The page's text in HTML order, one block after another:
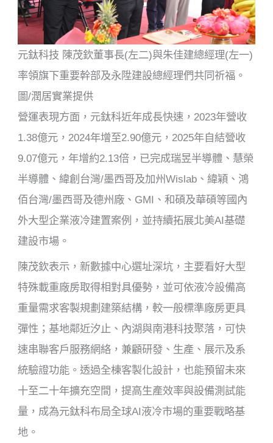
元鈦科技 陳茂欽董事長(左二)與朱佳建總經理(左一)
率領旗下重要幹部及永陞建設總經理們共同祈福。
圖/潤居實業提供
營運表現方面，元鈦科近年成長快速，2023年營收
1.38億元，2024年增至2.90億元，2025年自結營收
9.07億元，年增約2.13倍，已完成瑞昱半導體、慧榮
半導體、緯創台灣/墨西哥及加州Wislab、緯穎、鴻
佰台灣/墨西哥及德州廠、GMI、和碩及華碩等國內
外大型企業液冷建置案例，並持續拓展北美AI基礎
建設市場。
陳茂欽表示，新數據中心選址深坑，主要看好大型
特殊載重廠房取得相對具優勢，並可依液冷設備高
重量需求客製規劃建築結構，較一般標準廠房更具
彈性；基地鄰近汐止、內湖與南港科技聚落，可快
速串聯客戶服務網絡，兼顧研發、生產、展示及系
統驗證功能。透過全棟客製化設計，也能預留未來
十至二十年擴充空間，提高生產效率與設備測試能
量，成為元鈦科布局全球AI液冷市場的重要戰略基
地。